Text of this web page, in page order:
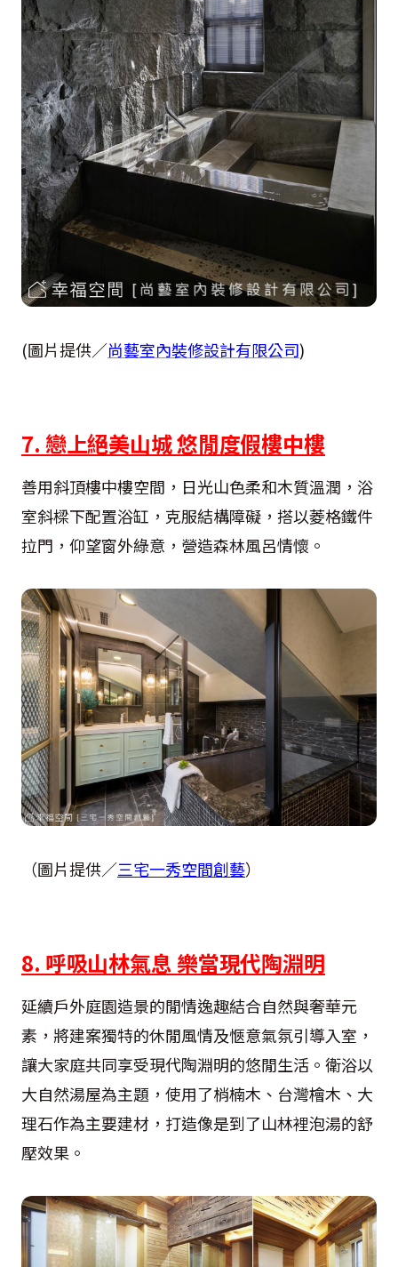
(圖片提供／尚藝室內裝修設計有限公司)
7. 戀上絕美山城 悠閒度假樓中樓
善用斜頂樓中樓空間，日光山色柔和木質溫潤，浴
室斜樑下配置浴缸，克服結構障礙，搭以菱格鐵件
拉門，仰望窗外綠意，營造森林風呂情懷。
（圖片提供／三宅一秀空間創藝）
8. 呼吸山林氣息 樂當現代陶淵明
延續戶外庭園造景的閒情逸趣結合自然與奢華元
素，將建案獨特的休閒風情及愜意氣氛引導入室，
讓大家庭共同享受現代陶淵明的悠閒生活。衛浴以
大自然湯屋為主題，使用了梢楠木、台灣檜木、大
理石作為主要建材，打造像是到了山林裡泡湯的舒
壓效果。